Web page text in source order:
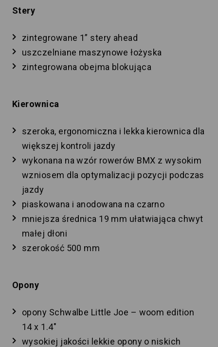
Stery
zintegrowane 1” stery ahead
uszczelniane maszynowe łożyska
zintegrowana obejma blokująca
Kierownica
szeroka, ergonomiczna i lekka kierownica dla
większej kontroli jazdy
wykonana na wzór rowerów BMX z wysokim
wzniosem dla optymalizacji pozycji podczas
jazdy
piaskowana i anodowana na czarno
mniejsza średnica 19 mm ułatwiająca chwyt
małej dłoni
szerokość 500 mm
Opony
opony Schwalbe Little Joe – woom edition
14 x 1.4″
wysokiej jakości lekkie opony o niskich